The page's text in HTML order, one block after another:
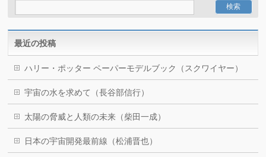
最近の投稿
ハリー・ポッター ペーパーモデルブック（スクワイヤー）
宇宙の水を求めて（長谷部信行）
太陽の脅威と人類の未来（柴田一成）
日本の宇宙開発最前線（松浦晋也）